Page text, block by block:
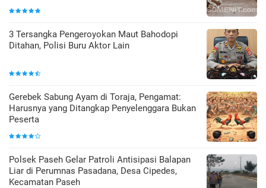
3 Tersangka Pengeroyokan Maut Bahodopi
Ditahan, Polisi Buru Aktor Lain
Gerebek Sabung Ayam di Toraja, Pengamat:
Harusnya yang Ditangkap Penyelenggara Bukan
Peserta
Polsek Paseh Gelar Patroli Antisipasi Balapan
Liar di Perumnas Pasadana, Desa Cipedes,
Kecamatan Paseh